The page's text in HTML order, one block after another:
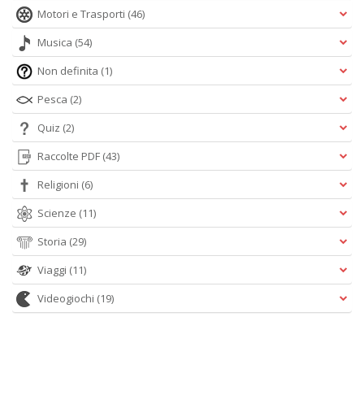
Motori e Trasporti (46)
Musica (54)
Non definita (1)
Pesca (2)
Quiz (2)
Raccolte PDF (43)
Religioni (6)
Scienze (11)
Storia (29)
Viaggi (11)
Videogiochi (19)